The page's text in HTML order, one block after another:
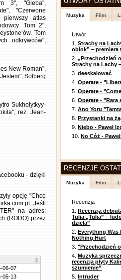
3", "Gleba",
"Czerwone
pierwszy atlas
Tom 2",
Tom
odkrywców",
New Roman",
Solberg
Sukholytkyy-
reż. Jean-
- dzięki
opcję "Chcę
Jeśli
na adres:
(RODO) przez
06-07
05-13
Muzyka Film
Utwór
1.Strachy na
obłok” – premiera
2.„Przechodzień
Strachy na Lachy
3.deeskalować
4.Operate -
5.Operate -
6.Operate - "Rara
7.Ano Yoru
8.Przystanki na
9.Niebo - Paweł
10.No Cóż -
RECENZJE
Muzyka Film
Recenzja
1.Recenzja
Tulia „Tulia” –
dzieła”
2.Everything Was
Nothing Hurt
3."Przechodzień
4.Muzyka
recenzja płyty
szumienie”
5.Intruder